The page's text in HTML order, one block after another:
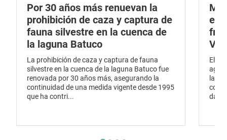
Por 30 años más renuevan la
prohibición de caza y captura de
fauna silvestre en la cuenca de
la laguna Batuco
La prohibición de caza y captura de fauna
silvestre en la cuenca de la laguna Batuco fue
renovada por 30 años más, asegurando la
continuidad de una medida vigente desde 1995
que ha contri...
El
la